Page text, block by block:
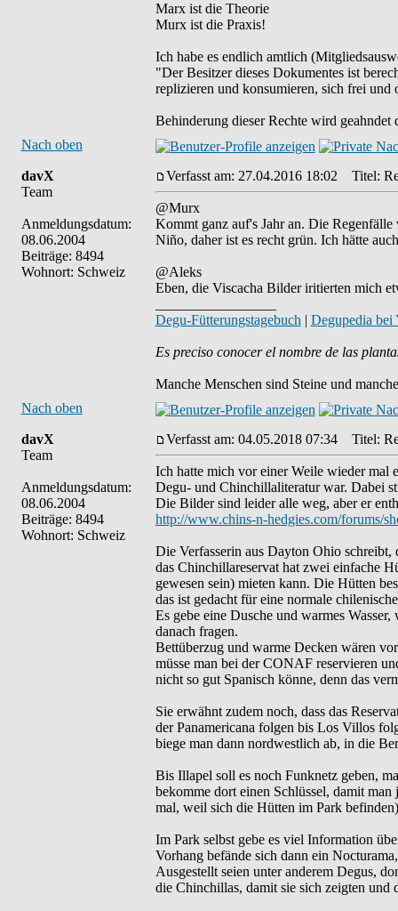
Marx ist die Theorie
Murx ist die Praxis!
Ich habe es endlich amtlich
"Der Besitzer dieses Dokumentes ist
replizieren und konsumieren, sich frei
Behinderung dieser Rechte wird
Nach oben
davX
Team
Anmeldungsdatum:
08.06.2004
Beiträge: 8494
Wohnort: Schweiz
Verfasst am: 27.04.2016 18:02 Titel:
@Murx
Kommt ganz auf's Jahr an. Die
Niño, daher ist es recht grün. Ich hätte
@Aleks
Eben, die Viscacha Bilder iritierten mich
Degu-Fütterungstagebuch | Degupedia bei
Es preciso conocer el nombre de las
Manche Menschen sind Steine und
Nach oben
davX
Team
Anmeldungsdatum:
08.06.2004
Beiträge: 8494
Wohnort: Schweiz
Verfasst am: 04.05.2018 07:34 Titel:
Ich hatte mich vor einer Weile wieder mal
Degu- und Chinchillaliteratur war. Dabei
Die Bilder sind leider alle weg, aber er
http://www.chins-n-hedgies.com/forums/
Die Verfasserin aus Dayton Ohio
das Chinchillareservat hat zwei einfache
gewesen sein) mieten kann. Die Hütten
das ist gedacht für eine normale
Es gebe eine Dusche und warmes
danach fragen.
Bettüberzug und warme Decken wären
müsse man bei der CONAF reservieren
nicht so gut Spanisch könne, denn das
Sie erwähnt zudem noch, dass das
der Panamericana folgen bis Los Villos
biege man dann nordwestlich ab, in die
Bis Illapel soll es noch Funknetz geben,
bekomme dort einen Schlüssel, damit
mal, weil sich die Hütten im Park
Im Park selbst gebe es viel Information
Vorhang befände sich dann ein
Ausgestellt seien unter anderem Degus,
die Chinchillas, damit sie sich zeigten und